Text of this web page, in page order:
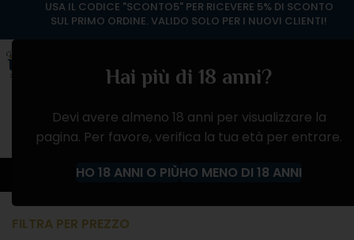
Hai più di 18 anni?
Devi avere almeno 18 anni per visualizzare la
pagina. Per favore, verifica la tua età per entrare.
HO 18 ANNI O PIÙHO MENO DI 18 ANNI
LIMONCELLO
FILTRA PER PREZZO
USA IL CODICE "SCONTO5" PER RICEVERE 5% DI SCONTO
SUL PRIMO ORDINE. VALIDO SOLO PER I NUOVI CLIENTI!